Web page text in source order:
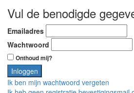
Vul de benodigde
Emailadres
Wachtwoord
Onthoud mij?
Ik ben mijn wachtwoord vergeten